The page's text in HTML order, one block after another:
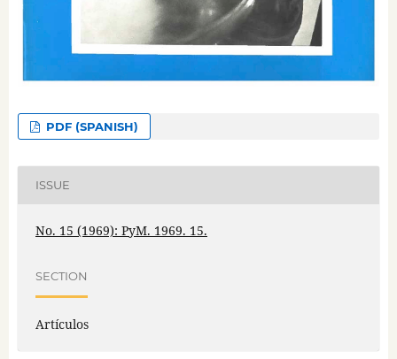
PDF (SPANISH)
ISSUE
No. 15 (1969): PyM. 1969. 15.
SECTION
Artículos